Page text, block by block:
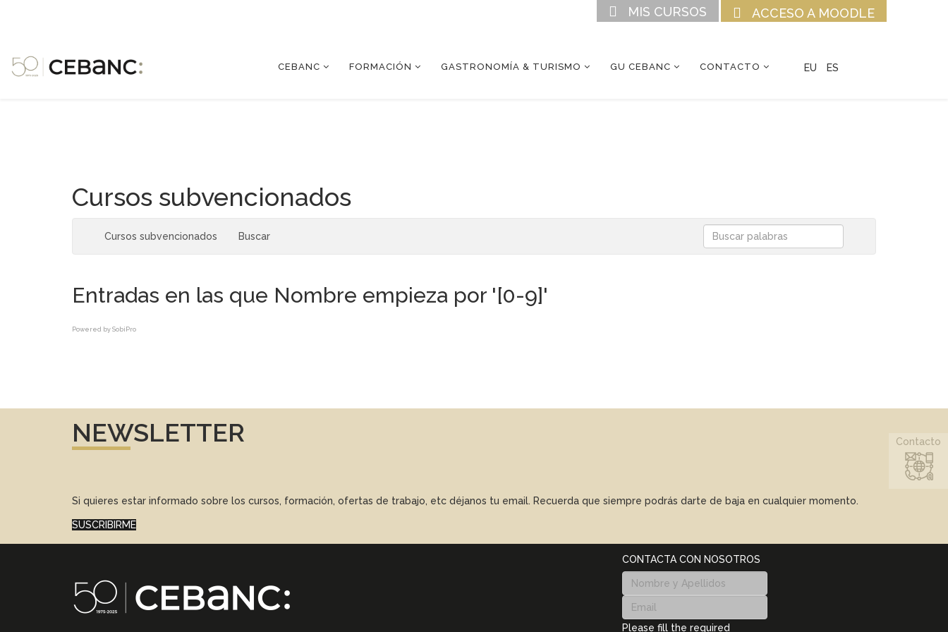
ACCESO A MOODLE
MIS CURSOS
CEBANC FORMACIÓN GASTRONOMÍA & TURISMO GU CEBANC CONTACTO EU ES
Cursos subvencionados
Cursos subvencionados Buscar
Entradas en las que Nombre empieza por '[0-9]'
Powered by SobiPro
NEWSLETTER
Si quieres estar informado sobre los cursos, formación, ofertas de trabajo, etc déjanos tu email. Recuerda que siempre podrás darte de baja en cualquier momento.
SUSCRIBIRME
CONTACTA CON NOSOTROS
Please fill the required
Contacto